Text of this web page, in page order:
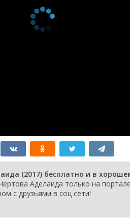
(2017) бесплатно и в
Аделаида только на
с друзьями в соц сети!